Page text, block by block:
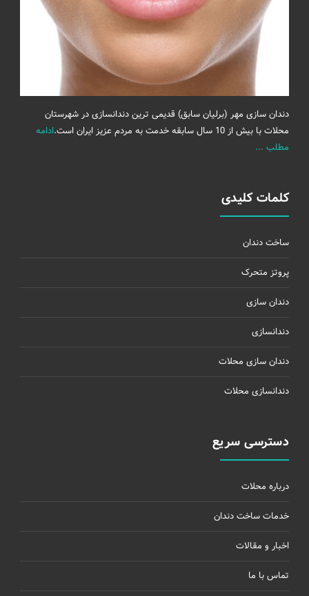
دندان سازی مهر (برلیان سابق) قدیمی ترین دندانسازی در شهرستان
محلات با بیش از 10 سال سابقه خدمت به مردم عزیز ایران است.
ادامه
مطلب ...
کلمات کلیدی
ساخت دندان
پروتز متحرک
دندان سازی
دندانسازی
دندان سازی محلات
دندانسازی محلات
دسترسی سریع
درباره محلات
خدمات ساخت دندان
اخبار و مقالات
تماس با ما